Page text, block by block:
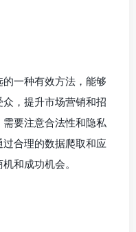
一种有效方法，能够
，提升市场营销和招
要注意合法性和隐私
合理的数据爬取和应
和成功机会。